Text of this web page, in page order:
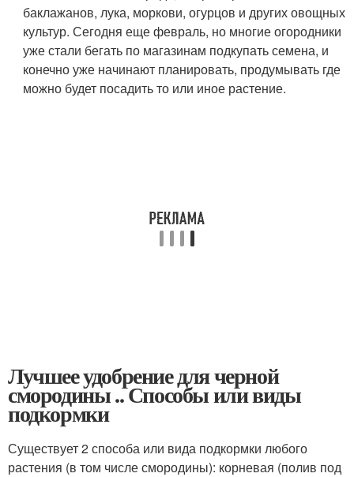
баклажанов, лука, моркови, огурцов и других овощных
культур. Сегодня еще февраль, но многие огородники
уже стали бегать по магазинам подкупать семена, и
конечно уже начинают планировать, продумывать где
можно будет посадить то или иное растение.
Лучшее удобрение для черной
смородины .. Способы или виды
подкормки
Существует 2 способа или вида подкормки любого
растения (в том числе смородины): корневая (полив под